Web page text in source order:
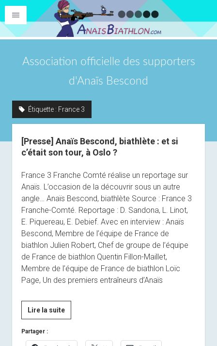
Association officielle des supporters
d'Anaïs Bescond
Étiquette : France 3
[Presse] Anaïs Bescond, biathlète : et si
c’était son tour, à Oslo ?
France 3 Franche Comté réalise un reportage sur
Anaïs. L’occasion de la découvrir sous un autre
angle… Anaïs Bescond, biathlète Source : France 3
Franche-Comté. Reportage : D. Sandona, L. Linot,
E. Piquereau, E. Debief. Avec en interview : Anaïs
Bescond, Membre de l’équipe de France de
biathlon Julien Robert, Chef de groupe de l’équipe
de France de biathlon Quentin Fillon-Maillet,
Membre de l’équipe de France de biathlon Loïc
Page, Un des premiers entraîneurs d’Anaïs
Lire la suite[Presse]
Anaïs
Partager :